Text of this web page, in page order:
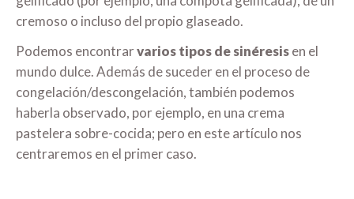
cremoso o incluso del propio glaseado.
Podemos encontrarvarios tipos de sinéresisen el
mundo dulce. Además de suceder en el proceso de
congelación/descongelación, también podemos
haberla observado, por ejemplo, en una crema
pastelera sobre-cocida; pero en este artículo nos
centraremos en el primer caso.